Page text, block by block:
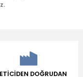
DOĞRUDAN